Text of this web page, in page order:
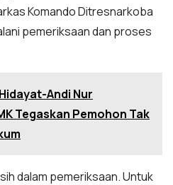
Komando Ditresnarkoba
pemeriksaan dan proses
Andi Nur
Tegaskan Pemohon Tak
dalam pemeriksaan. Untuk